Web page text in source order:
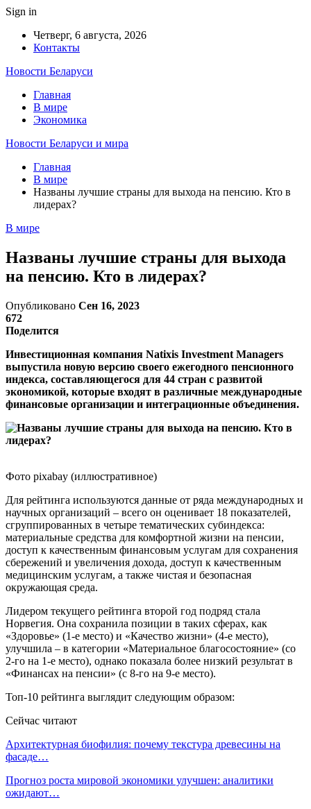
Sign in
Четверг, 6 августа, 2026
Контакты
Новости Беларуси
Главная
В мире
Экономика
Новости Беларуси и мира
Главная
В мире
Названы лучшие страны для выхода на пенсию. Кто в
лидерах?
В мире
Названы лучшие страны для выхода
на пенсию. Кто в лидерах?
Опубликовано Сен 16, 2023
672
Поделится
Инвестиционная компания Natixis Investment Managers
выпустила новую версию своего ежегодного пенсионного
индекса, составляющегося для 44 стран с развитой
экономикой, которые входят в различные международные
финансовые организации и интеграционные объединения.
Фото pixabay (иллюстративное)
Для рейтинга используются данные от ряда международных и
научных организаций – всего он оценивает 18 показателей,
сгруппированных в четыре тематических субиндекса:
материальные средства для комфортной жизни на пенсии,
доступ к качественным финансовым услугам для сохранения
сбережений и увеличения дохода, доступ к качественным
медицинским услугам, а также чистая и безопасная
окружающая среда.
Лидером текущего рейтинга второй год подряд стала
Норвегия. Она сохранила позиции в таких сферах, как
«Здоровье» (1-е место) и «Качество жизни» (4-е место),
улучшила – в категории «Материальное благосостояние» (со
2-го на 1-е место), однако показала более низкий результат в
«Финансах на пенсии» (с 8-го на 9-е место).
Топ-10 рейтинга выглядит следующим образом:
Сейчас читают
Архитектурная биофилия: почему текстура древесины на
фасаде…
Прогноз роста мировой экономики улучшен: аналитики
ожидают…